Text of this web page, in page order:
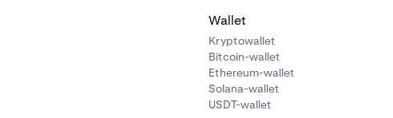
Wallet
Kryptowallet
Bitcoin-wallet
Ethereum-wallet
Solana-wallet
USDT-wallet